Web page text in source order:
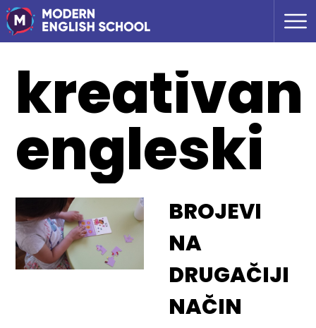
kreativan
engleski
BROJEVI
NA
DRUGAČIJI
NAČIN